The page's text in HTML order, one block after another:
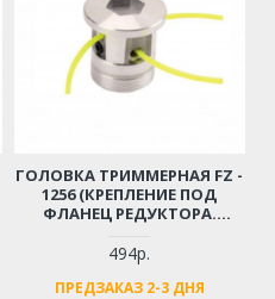
ГОЛОВКА ТРИММЕРНАЯ FZ -
1256 (КРЕПЛЕНИЕ ПОД
ФЛАНЕЦ РЕДУКТОРА.
ОТРЕЗКА ЛЕСКИ. ТОЛЩИНА
ЛЕСКИ ДО 4,0ММ)
494р.
ПРЕДЗАКАЗ 2-3 ДНЯ